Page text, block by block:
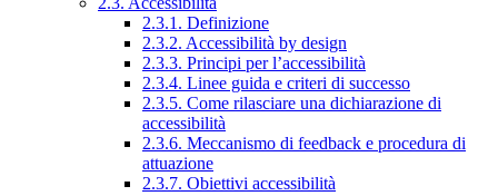
2.3.1. Definizione
2.3.2. Accessibilità by design
2.3.3. Principi per l’accessibilità
2.3.4. Linee guida e criteri di successo
2.3.5. Come rilasciare una dichiarazione di
accessibilità
2.3.6. Meccanismo di feedback e procedura di
attuazione
2.3.7. Obiettivi accessibilità